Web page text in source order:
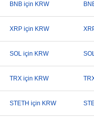
BNB için KRW
XRP için KRW
SOL için KRW
TRX için KRW
STETH için KRW